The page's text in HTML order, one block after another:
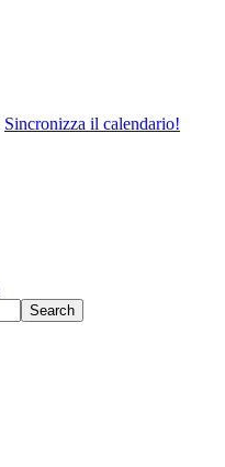
Sincronizza il calendario!